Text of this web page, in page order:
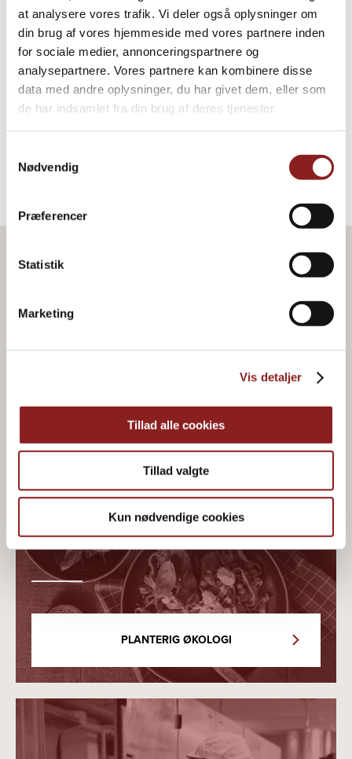
at analysere vores trafik. Vi deler også oplysninger om
din brug af vores hjemmeside med vores partnere inden
for sociale medier, annonceringspartnere og
analysepartnere. Vores partnere kan kombinere disse
data med andre oplysninger, du har givet dem, eller som
de har indsamlet fra din brug af deres tjenester.
Nødvendig
Præferencer
Statistik
Marketing
Vis detaljer
Tillad alle cookies
Tillad valgte
Kun nødvendige cookies
Mandler
HAVRE, NØDDER & KERNER
Økologisk & plantebaseret
madglæde
PLANTERIG ØKOLOGI